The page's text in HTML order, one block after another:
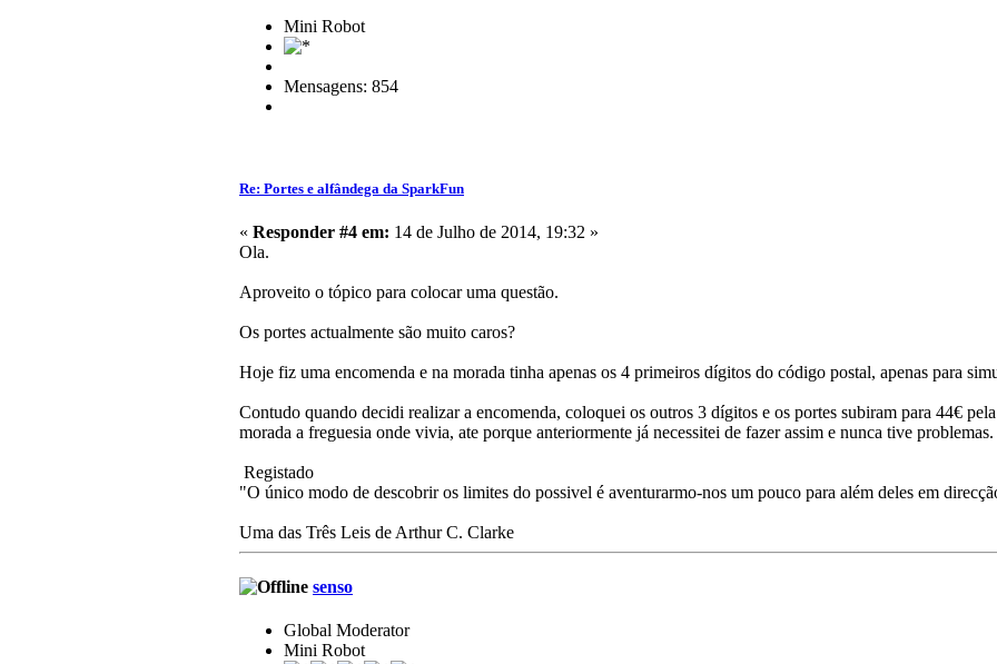
Mini Robot
Mensagens: 854
Re: Portes e alfândega da SparkFun
« Responder #4 em: 14 de Julho de 2014, 19:32 »
Ola.
Aproveito o tópico para colocar uma questão.
Os portes actualmente são muito caros?
Hoje fiz uma encomenda e na morada tinha apenas os 4 primeiros dígitos do código postal, apenas para
Contudo quando decidi realizar a encomenda, coloquei os outros 3 dígitos e os portes subiram para 44€
morada a freguesia onde vivia, ate porque anteriormente já necessitei de fazer assim e nunca tive problemas.
Registado
"O único modo de descobrir os limites do possivel é aventurarmo-nos um pouco para além deles em
Uma das Três Leis de Arthur C. Clarke
senso
Global Moderator
Mini Robot